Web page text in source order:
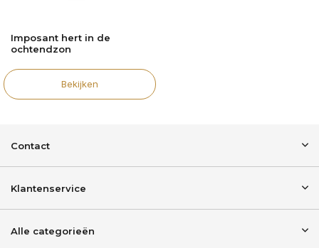
Imposant hert in de
ochtendzon
Bekijken
Contact
Klantenservice
Alle categorieën